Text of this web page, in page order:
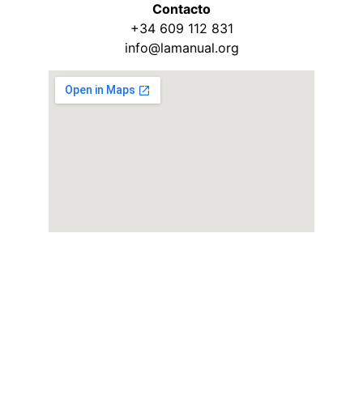
Contacto
+34 609 112 831
info@lamanual.org